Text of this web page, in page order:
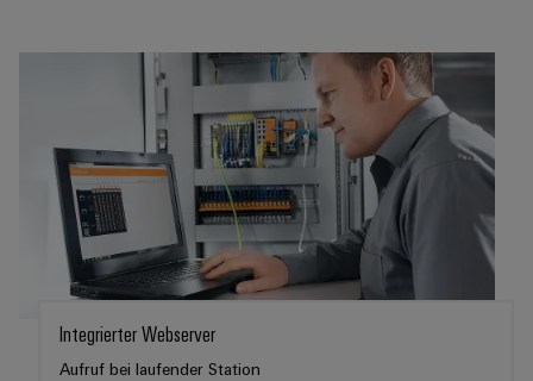
Integrierter Webserver
Aufruf bei laufender Station